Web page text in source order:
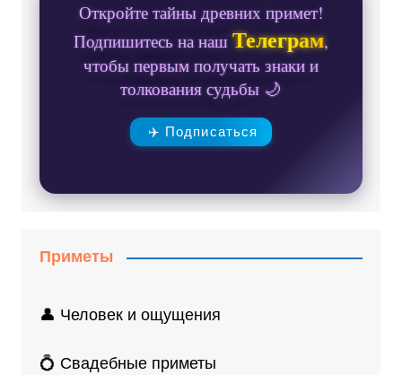
Откройте тайны древних примет!
Подпишитесь на нашТелеграм,
чтобы первым получать знаки и
толкования судьбы 🌙
✈️ Подписаться
Приметы
👤 Человек и ощущения
💍 Свадебные приметы